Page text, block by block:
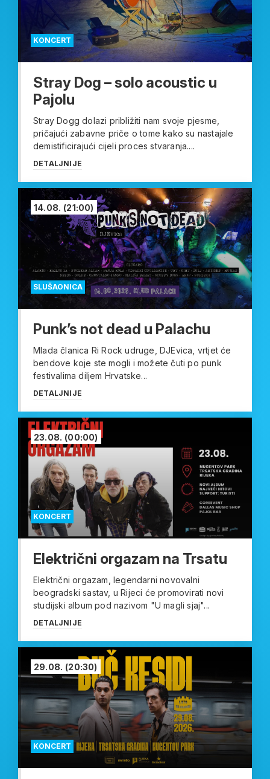
KONCERT
Stray Dog – solo acoustic u
Pajolu
Stray Dogg dolazi približiti nam svoje pjesme,
pričajući zabavne priče o tome kako su nastajale
demistificirajući cijeli proces stvaranja....
DETALJNIJE
SLUŠAONICA
14.08. (21:00)
Punk’s not dead u Palachu
Mlada članica Ri Rock udruge, DJEvica, vrtjet će
bendove koje ste mogli i možete čuti po punk
festivalima diljem Hrvatske...
DETALJNIJE
KONCERT
23.08. (00:00)
Električni orgazam na Trsatu
Električni orgazam, legendarni novovalni
beogradski sastav, u Rijeci će promovirati novi
studijski album pod nazivom "U magli sjaj"...
DETALJNIJE
KONCERT
29.08. (20:30)